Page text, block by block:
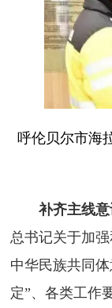
呼伦贝尔市海
补齐主线
总书记关于加
中华民族共同
定”、各类工作